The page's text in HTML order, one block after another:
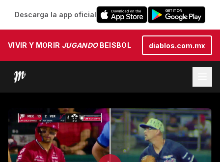
Descarga la app oficial
VIVIR Y MORIR JUGANDOBEISBOL diablos.com.mx